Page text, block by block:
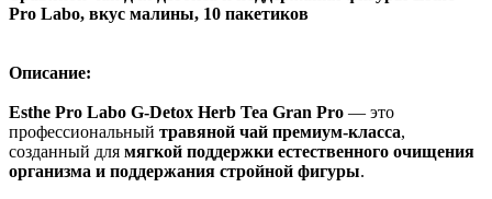
Pro Labo, вкус малины, 10 пакетиков
Описание:
Esthe Pro Labo G-Detox Herb Tea Gran Pro — это
профессиональный травяной чай премиум-класса,
созданный для мягкой поддержки естественного очищения
организма и поддержания стройной фигуры.